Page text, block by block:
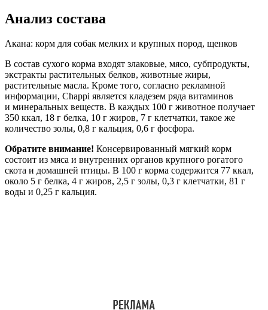
Анализ состава
Акана: корм для собак мелких и крупных пород, щенков
В состав сухого корма входят злаковые, мясо, субпродукты,
экстракты растительных белков, животные жиры,
растительные масла. Кроме того, согласно рекламной
информации, Chappi является кладезем ряда витаминов
и минеральных веществ. В каждых 100 г животное получает
350 ккал, 18 г белка, 10 г жиров, 7 г клетчатки, такое же
количество золы, 0,8 г кальция, 0,6 г фосфора.
Обратите внимание! Консервированный мягкий корм
состоит из мяса и внутренних органов крупного рогатого
скота и домашней птицы. В 100 г корма содержится 77 ккал,
около 5 г белка, 4 г жиров, 2,5 г золы, 0,3 г клетчатки, 81 г
воды и 0,25 г кальция.